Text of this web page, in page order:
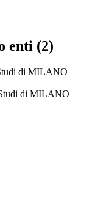
enti (2)
di MILANO
di MILANO